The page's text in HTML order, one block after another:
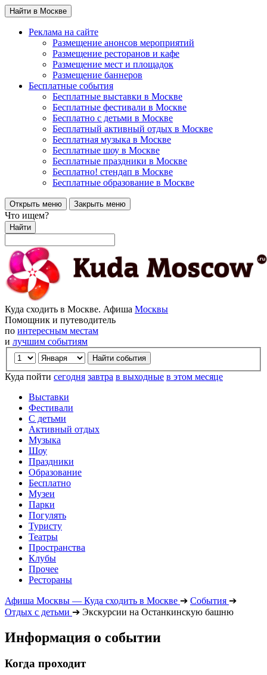
Найти в Москве
Реклама на сайте
Размещение анонсов мероприятий
Размещение ресторанов и кафе
Размещение мест и площадок
Размещение баннеров
Бесплатные события
Бесплатные выставки в Москве
Бесплатные фестивали в Москве
Бесплатно с детьми в Москве
Бесплатный активный отдых в Москве
Бесплатная музыка в Москве
Бесплатные шоу в Москве
Бесплатные праздники в Москве
Бесплатно! стендап в Москве
Бесплатные образование в Москве
Открыть меню Закрыть меню
Что ищем?
Найти
Куда сходить в Москве. Афиша Москвы
Помощник и путеводитель
по интересным местам
и лучшим событиям
Куда пойти сегодня завтра в выходные в этом месяце
Выставки
Фестивали
С детьми
Активный отдых
Музыка
Шоу
Праздники
Образование
Бесплатно
Музеи
Парки
Погулять
Туристу
Театры
Пространства
Клубы
Прочее
Рестораны
Афиша Москвы — Куда сходить в Москве ➔ События ➔
Отдых с детьми ➔ Экскурсии на Останкинскую башню
Информация о событии
Когда проходит